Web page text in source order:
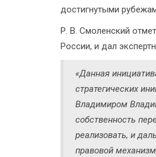
достигнутыми
Р. В. Смоленский
России, и дал
«Данная
стратегических
Владимиром
собственность
реализовать, и
правовой